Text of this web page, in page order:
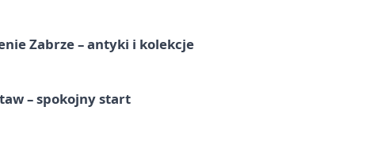
Zabrze – antyki i kolekcje
– spokojny start